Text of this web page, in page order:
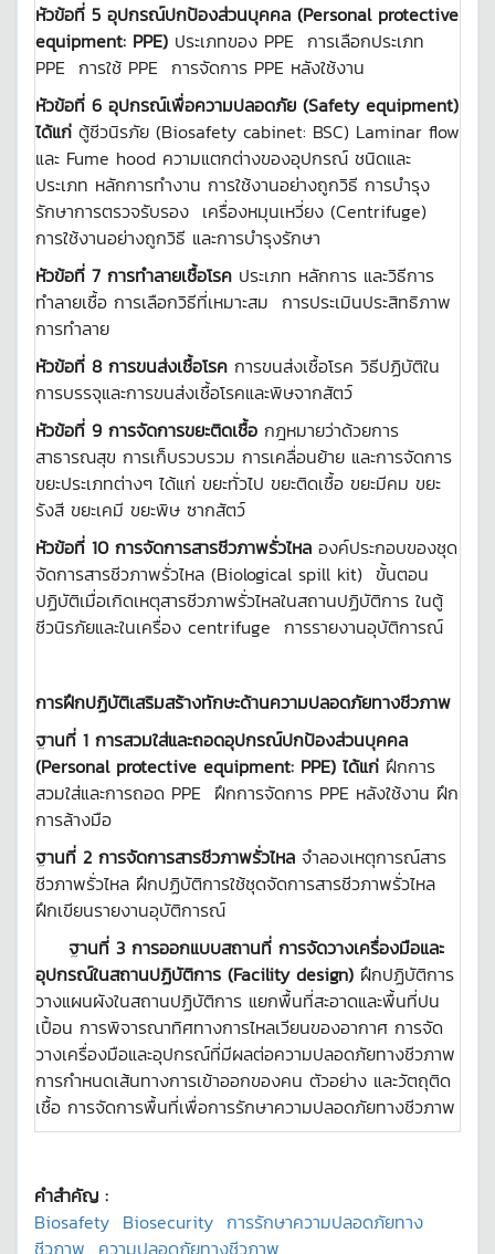
หัวข้อที่ 5 อุปกรณ์ปกป้องส่วนบุคคล (Personal protective
equipment: PPE) ประเภทของ PPE การเลือกประเภท
PPE การใช้ PPE การจัดการ PPE หลังใช้งาน
หัวข้อที่ 6 อุปกรณ์เพื่อความปลอดภัย (Safety equipment)
ได้แก่ ตู้ชีวนิรภัย (Biosafety cabinet: BSC) Laminar flow
และ Fume hood ความแตกต่างของอุปกรณ์ ชนิดและ
ประเภท หลักการทำงาน การใช้งานอย่างถูกวิธี การบำรุง
รักษาการตรวจรับรอง เครื่องหมุนเหวี่ยง (Centrifuge)
การใช้งานอย่างถูกวิธี และการบำรุงรักษา
หัวข้อที่ 7 การทำลายเชื้อโรค ประเภท หลักการ และวิธีการ
ทำลายเชื้อ การเลือกวิธีที่เหมาะสม การประเมินประสิทธิภาพ
การทำลาย
หัวข้อที่ 8 การขนส่งเชื้อโรค การขนส่งเชื้อโรค วิธีปฏิบัติใน
การบรรจุและการขนส่งเชื้อโรคและพิษจากสัตว์
หัวข้อที่ 9 การจัดการขยะติดเชื้อ กฎหมายว่าด้วยการ
สาธารณสุข การเก็บรวบรวม การเคลื่อนย้าย และการจัดการ
ขยะประเภทต่างๆ ได้แก่ ขยะทั่วไป ขยะติดเชื้อ ขยะมีคม ขยะ
รังสี ขยะเคมี ขยะพิษ ซากสัตว์
หัวข้อที่ 10 การจัดการสารชีวภาพรั่วไหล องค์ประกอบของชุด
จัดการสารชีวภาพรั่วไหล (Biological spill kit) ขั้นตอน
ปฏิบัติเมื่อเกิดเหตุสารชีวภาพรั่วไหลในสถานปฏิบัติการ ในตู้
ชีวนิรภัยและในเครื่อง centrifuge การรายงานอุบัติการณ์
การฝึกปฏิบัติเสริมสร้างทักษะด้านความปลอดภัยทางชีวภาพ
ฐานที่ 1 การสวมใส่และถอดอุปกรณ์ปกป้องส่วนบุคคล
(Personal protective equipment: PPE) ได้แก่ ฝึกการ
สวมใส่และการถอด PPE ฝึกการจัดการ PPE หลังใช้งาน ฝึก
การล้างมือ
ฐานที่ 2 การจัดการสารชีวภาพรั่วไหล จำลองเหตุการณ์สาร
ชีวภาพรั่วไหล ฝึกปฏิบัติการใช้ชุดจัดการสารชีวภาพรั่วไหล
ฝึกเขียนรายงานอุบัติการณ์
ฐานที่ 3 การออกแบบสถานที่ การจัดวางเครื่องมือและ
อุปกรณ์ในสถานปฏิบัติการ (Facility design) ฝึกปฏิบัติการ
วางแผนผังในสถานปฏิบัติการ แยกพื้นที่สะอาดและพื้นที่ปน
เปื้อน การพิจารณาทิศทางการไหลเวียนของอากาศ การจัด
วางเครื่องมือและอุปกรณ์ที่มีผลต่อความปลอดภัยทางชีวภาพ
การกำหนดเส้นทางการเข้าออกของคน ตัวอย่าง และวัตถุติด
เชื้อ การจัดการพื้นที่เพื่อการรักษาความปลอดภัยทางชีวภาพ
คำสำคัญ :
Biosafety Biosecurity การรักษาความปลอดภัยทาง
ชีวภาพ ความปลอดภัยทางชีวภาพ